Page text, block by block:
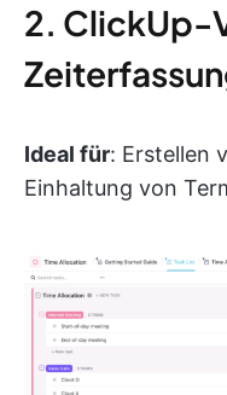
2. ClickUp-
Ideal für: Erstellen
Einhaltung von